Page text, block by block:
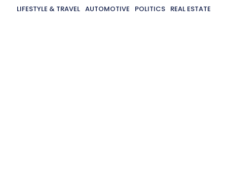
LIFESTYLE & TRAVEL AUTOMOTIVE POLITICS REAL ESTATE